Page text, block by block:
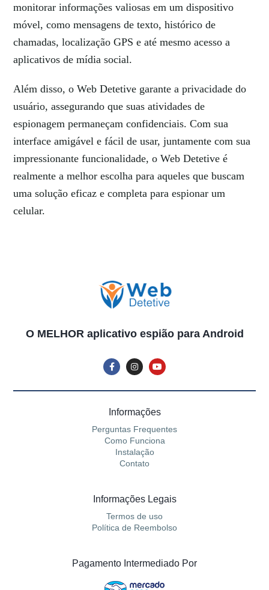
monitorar informações valiosas em um dispositivo
móvel, como mensagens de texto, histórico de
chamadas, localização GPS e até mesmo acesso a
aplicativos de mídia social.
Além disso, o Web Detetive garante a privacidade do
usuário, assegurando que suas atividades de
espionagem permaneçam confidenciais. Com sua
interface amigável e fácil de usar, juntamente com sua
impressionante funcionalidade, o Web Detetive é
realmente a melhor escolha para aqueles que buscam
uma solução eficaz e completa para espionar um
celular.
O MELHOR aplicativo espião para Android
Informações
Perguntas Frequentes
Como Funciona
Instalação
Contato
Informações Legais
Termos de uso
Política de Reembolso
Pagamento Intermediado Por